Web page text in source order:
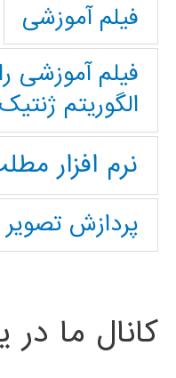
فیلم آموزشی
فیلم آموزشی
الگوریتم ژنتیک
نرم افزار
پردازش تصویر
کانال ما در